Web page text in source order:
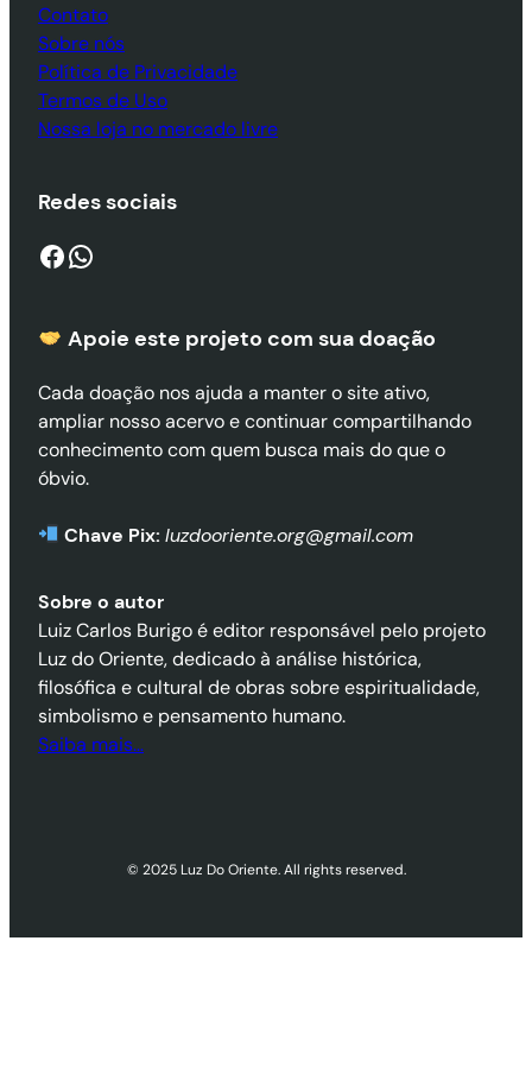
Contato
Sobre nós
Política de Privacidade
Termos de Uso
Nossa loja no mercado livre
Redes sociais
Facebook WhatsApp
Apoie este projeto com sua doação
Cada doação nos ajuda a manter o site ativo,
ampliar nosso acervo e continuar compartilhando
conhecimento com quem busca mais do que o
óbvio.
Chave Pix: luzdooriente.org@gmail.com
Sobre o autor
Luiz Carlos Burigo é editor responsável pelo projeto
Luz do Oriente, dedicado à análise histórica,
filosófica e cultural de obras sobre espiritualidade,
simbolismo e pensamento humano.
Saiba mais…
© 2025 Luz Do Oriente. All rights reserved.